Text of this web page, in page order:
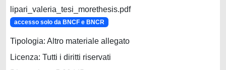
lipari_valeria_tesi_morethesis.pdf
accesso solo da BNCF e BNCR
Tipologia: Altro materiale allegato
Licenza: Tutti i diritti riservati